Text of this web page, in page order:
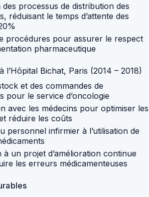
des processus de distribution des
réduisant le temps d’attente des
procédures pour assurer le respect
pharmaceutique
l’Hôpital Bichat, Paris (2014 – 2018)
et des commandes de
pour le service d’oncologie
avec les médecins pour optimiser les
réduire les coûts
personnel infirmier à l’utilisation de
à un projet d’amélioration continue
les erreurs médicamenteuses